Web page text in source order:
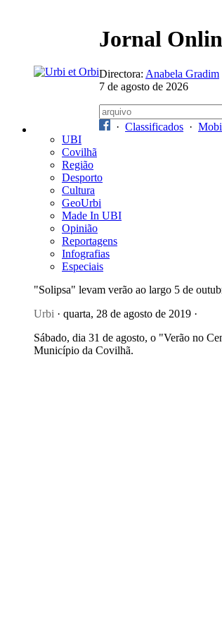
Jornal
Directora: Anabela Gradim
7 de agosto de 2026
· Classificados ·
UBI
Covilhã
Região
Desporto
Cultura
GeoUrbi
Made In UBI
Opinião
Reportagens
Infografias
Especiais
"Solipsa" levam verão ao largo 5 de
Urbi · quarta, 28 de agosto de 2019 ·
Sábado, dia 31 de agosto, o "Verão no
Município da Covilhã.